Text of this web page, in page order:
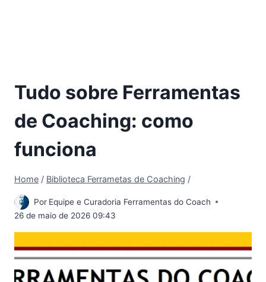
Tudo sobre Ferramentas
de Coaching: como
funciona
Home / Biblioteca Ferrametas de Coaching /
Por Equipe e Curadoria Ferramentas do Coach
26 de maio de 2026 09:43